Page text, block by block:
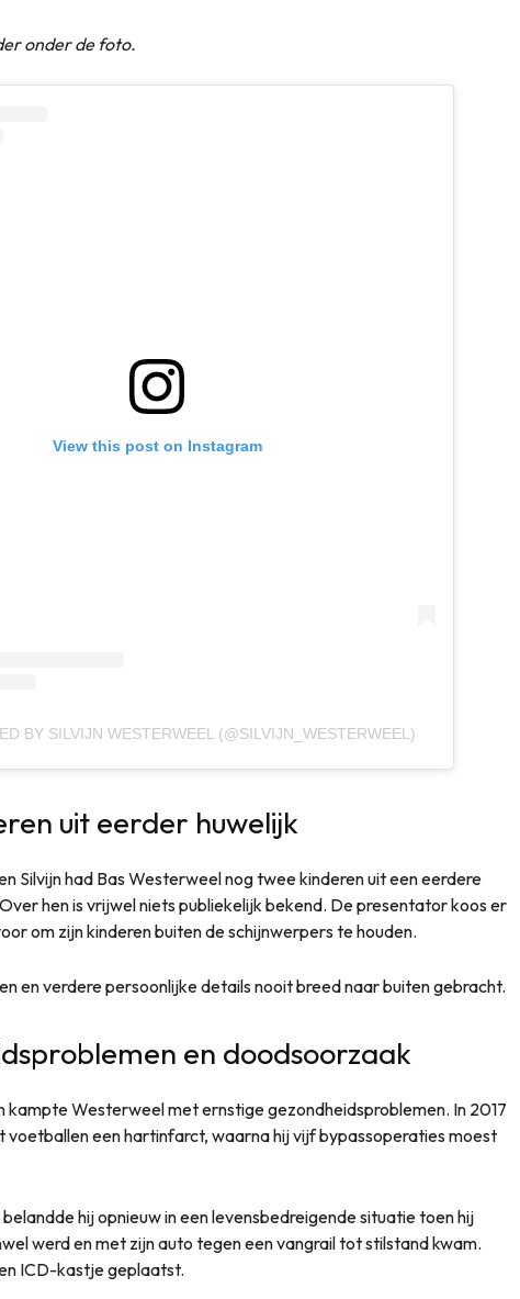
onder de foto.
View this post on Instagram
BY SILVIJN WESTERWEEL (@SILVIJN_WESTERWEEL)
uit eerder huwelijk
Silvijn had Bas Westerweel nog twee kinderen uit een eerdere
hen is vrijwel niets publiekelijk bekend. De presentator koos er
om zijn kinderen buiten de schijnwerpers te houden.
en verdere persoonlijke details nooit breed naar buiten gebracht.
en doodsoorzaak
kampte Westerweel met ernstige gezondheidsproblemen. In 2017
voetballen een hartinfarct, waarna hij vijf bypassoperaties moest
hij opnieuw in een levensbedreigende situatie toen hij
werd en met zijn auto tegen een vangrail tot stilstand kwam.
ICD-kastje geplaatst.